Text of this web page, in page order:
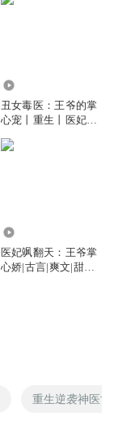
丑女毒医：王爷的掌
心宠丨重生丨医妃丨
医妃飒翻天：王爷掌
心娇|古言|爽文|甜宠|
重生逆袭神医世